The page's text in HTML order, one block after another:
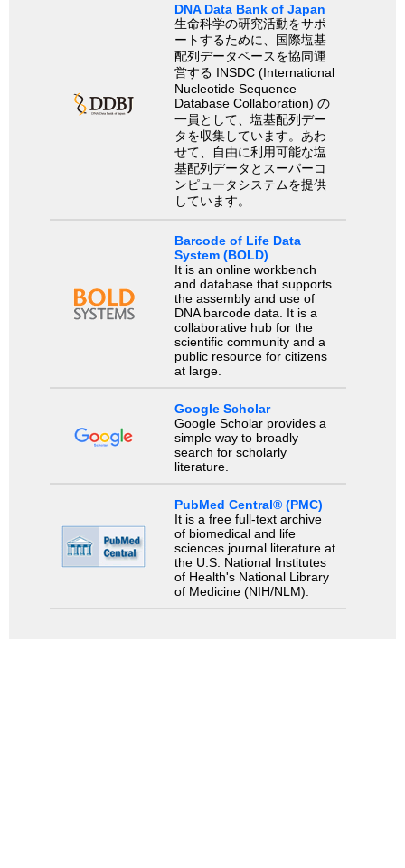
DNA Data Bank of Japan
生命科学の研究活動をサポ
ートするために、国際塩基
配列データベースを協同運
営する INSDC (International
Nucleotide Sequence
Database Collaboration) の
一員として、塩基配列デー
タを収集しています。あわ
せて、自由に利用可能な塩
基配列データとスーパーコ
ンピュータシステムを提供
しています。
Barcode of Life Data
System (BOLD)
It is an online workbench
and database that supports
the assembly and use of
DNA barcode data. It is a
collaborative hub for the
scientific community and a
public resource for citizens
at large.
Google Scholar
Google Scholar provides a
simple way to broadly
search for scholarly
literature.
PubMed Central® (PMC)
It is a free full-text archive
of biomedical and life
sciences journal literature at
the U.S. National Institutes
of Health's National Library
of Medicine (NIH/NLM).